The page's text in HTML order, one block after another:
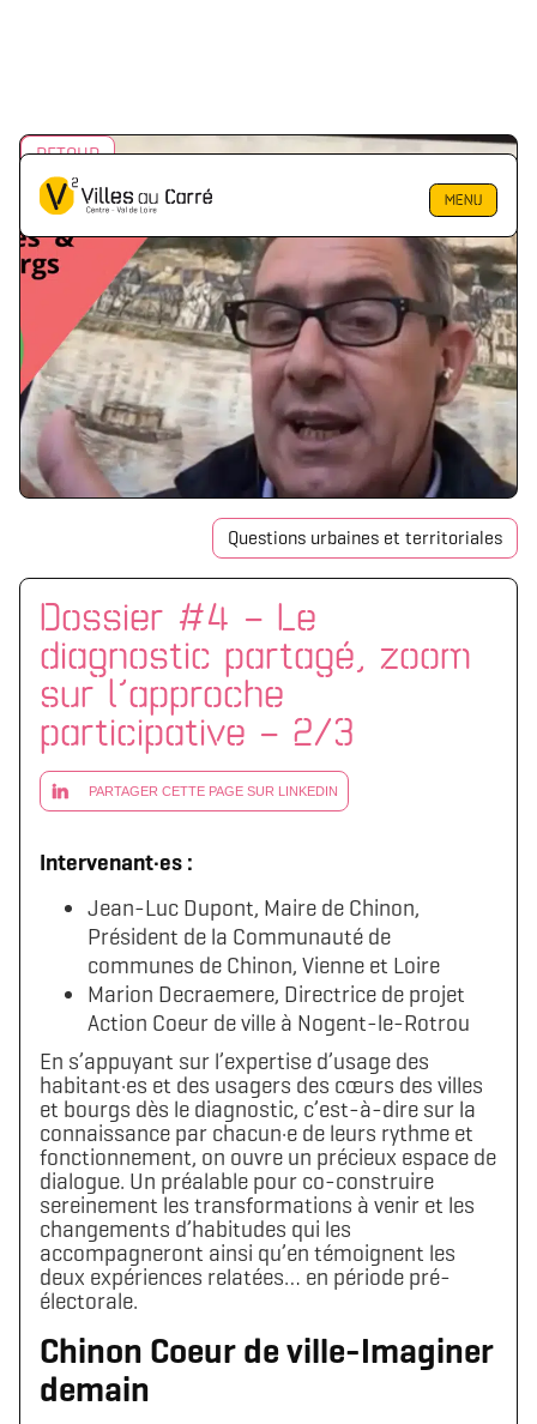
MENU
RETOUR
Questions urbaines et territoriales
Dossier #4 – Le
diagnostic partagé, zoom
sur l’approche
participative – 2/3
PARTAGER CETTE PAGE SUR LINKEDIN
Intervenant·es :
Jean-Luc Dupont, Maire de Chinon,
Président de la Communauté de
communes de Chinon, Vienne et Loire
Marion Decraemere, Directrice de projet
Action Coeur de ville à Nogent-le-Rotrou
En s’appuyant sur l’expertise d’usage des
habitant·es et des usagers des cœurs des villes
et bourgs dès le diagnostic, c’est-à-dire sur la
connaissance par chacun·e de leurs rythme et
fonctionnement, on ouvre un précieux espace de
dialogue. Un préalable pour co-construire
sereinement les transformations à venir et les
changements d’habitudes qui les
accompagneront ainsi qu’en témoignent les
deux expériences relatées… en période pré-
électorale.
Chinon Coeur de ville-Imaginer
demain